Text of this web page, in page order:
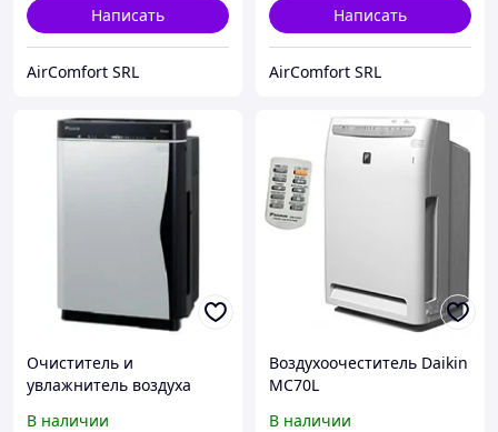
Написать
AirComfort SRL
Написать
AirComfort SRL
Очиститель и
увлажнитель воздуха
В наличии
Воздухоочеститель Daikin
MC70L
В наличии